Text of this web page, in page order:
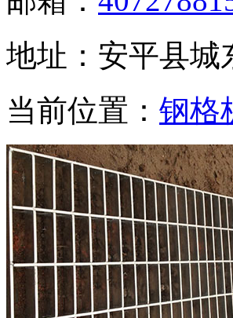
地址：安平县城
当前位置： 钢格